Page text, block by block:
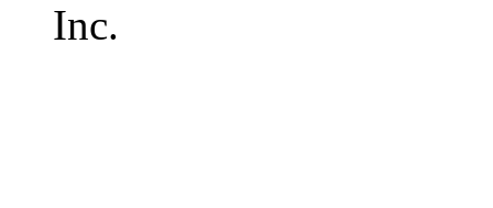
Inc.